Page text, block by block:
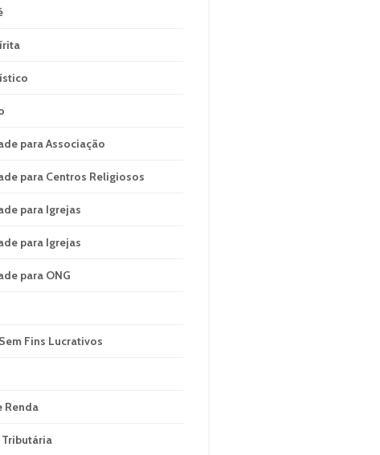
para Associação
para Centros Religiosos
para Igrejas
para Igrejas
para ONG
Fins Lucrativos
Renda